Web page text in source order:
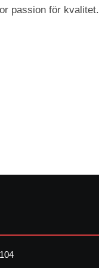
passion för kvalitet.